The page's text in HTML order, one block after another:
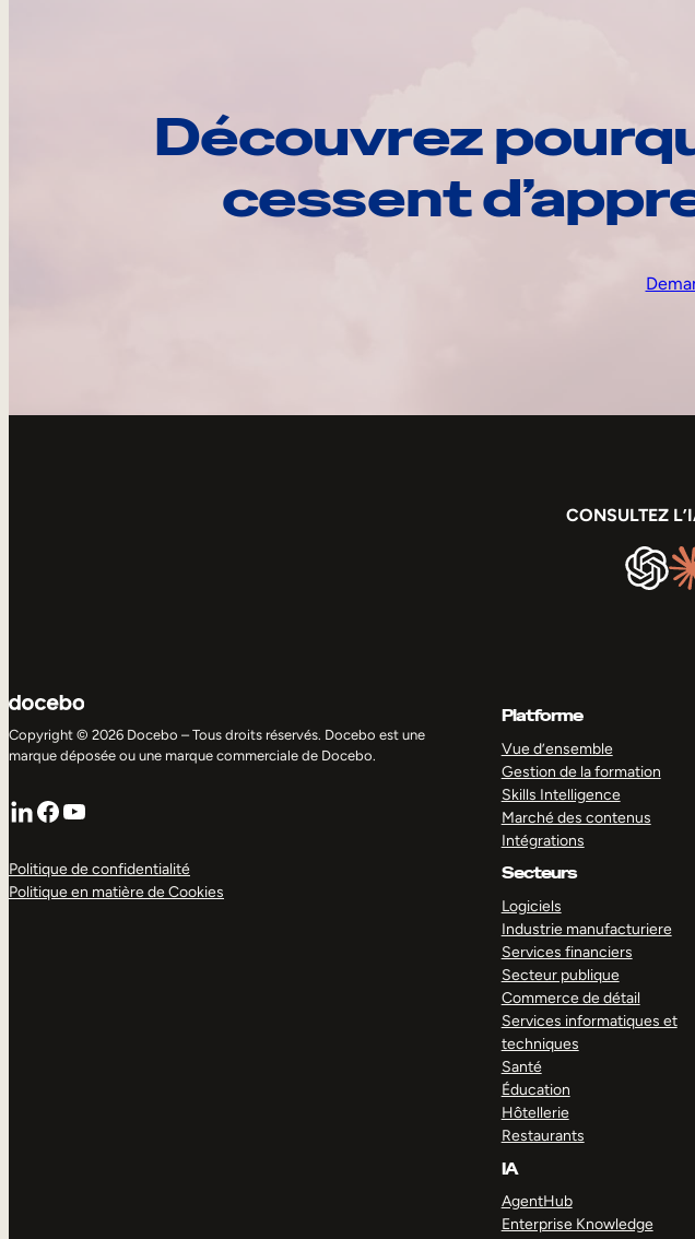
Découvrez
cessent
CONSULTEZ
Copyright © 2026 Docebo – Tous droits réservés. Docebo est une
marque déposée ou une marque commerciale de Docebo.
LinkedIn
Facebook
YouTube
Politique de confidentialité
Politique en matière de Cookies
Platforme
Vue d’ensemble
Gestion de la formation
Skills Intelligence
Marché des contenus
Intégrations
Secteurs
Logiciels
Industrie manufacturiere
Services financiers
Secteur publique
Commerce de détail
Services informatiques et
techniques
Santé
Éducation
Hôtellerie
Restaurants
IA
AgentHub
Enterprise Knowledge